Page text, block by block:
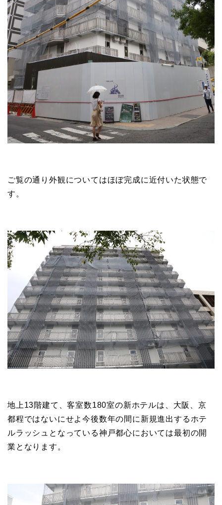
ご覧の通り外観についてはほぼ完成に近付いた状態で
す。
地上13階建て、客室数180室の新ホテルは、大阪、京
都程ではないにせよ今後数年の間に新規進出するホテ
ルラッシュとなっている神戸都心においては最初の開
業となります。